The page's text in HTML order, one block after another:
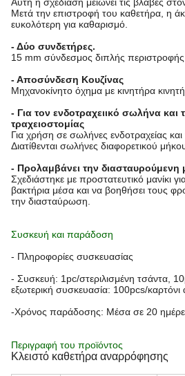
Μετά την επιστροφή του καθετήρα, η
ευκολότερη για καθαρισμό.
- Δύο συνδετήρες.
15 mm σύνδεσμος διπλής περιστροφής
- Αποσύνδεση Κουζίνας
Μηχανοκίνητο όχημα με κινητήρα
- Για τον ενδοτραχειικό σωλήνα
τραχειοστομίας
Για χρήση σε σωλήνες ενδοτραχείας
Διατίθενται σωλήνες διαφορετικού
- Προλαμβάνει την διασταυρούμενη
Σχεδιάστηκε με προστατευτικό μανίκι
βακτήρια μέσα και να βοηθήσει τους
την διασταύρωση.
Συσκευή και παράδοση
- Πληροφορίες συσκευασίας
- Συσκευή: 1pc/στεριλισμένη τσάντα,
εξωτερική συσκευασία: 100pcs/
-Χρόνος παράδοσης: Μέσα σε 20
Περιγραφή του προϊόντος
Κλειστό καθετήρα αναρρόφησης